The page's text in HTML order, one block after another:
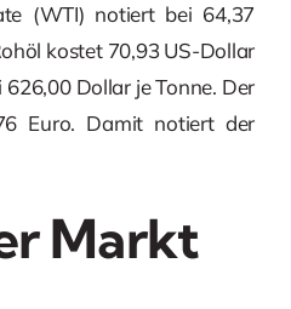
(WTI) notiert bei 64,37
kostet 70,93 US-Dollar
Dollar je Tonne. Der
Euro. Damit notiert der
Markt